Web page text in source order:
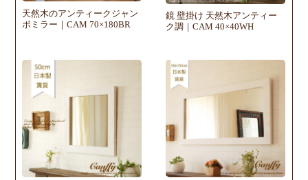
天然木のアンティークジャン
ボミラー｜CAM 70×180BR
鏡 壁掛け 天然木アンティー
ク調｜CAM 40×40WH